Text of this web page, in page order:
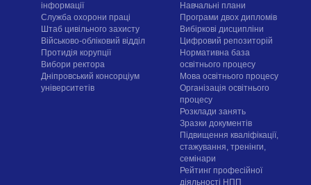
інформації
Служба охорони праці
Штаб цивільного захисту
Військово-обліковий відділ
Протидія корупції
Вибори ректора
Дніпровський консорціум
університетів
Навчальні плани
Програми двох дипломів
Вибіркові дисципліни
Цифровий репозиторій
Нормативна база
освітнього процесу
Мова освітнього процесу
Організація освітнього
процесу
Розклади занять
Зразки документів
Підвищення кваліфікації,
стажування, тренінги,
семінари
Рейтинг професійної
діяльності НПП